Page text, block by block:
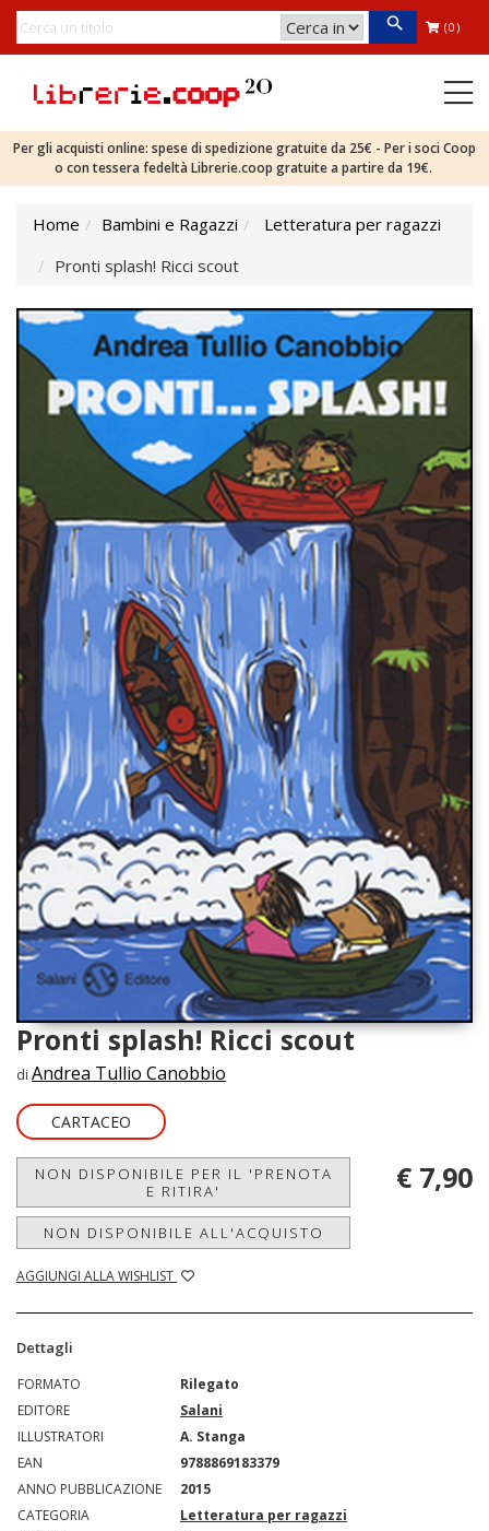
(0)
Per gli acquisti online: spese di spedizione gratuite da 25€ - Per i soci Coop
o con tessera fedeltà Librerie.coop gratuite a partire da 19€.
Home Bambini e Ragazzi
Letteratura per ragazzi
Pronti splash! Ricci scout
Pronti splash! Ricci scout
di Andrea Tullio Canobbio
CARTACEO
NON DISPONIBILE PER IL 'PRENOTA
E RITIRA'
NON DISPONIBILE ALL'ACQUISTO
AGGIUNGI ALLA WISHLIST
€ 7,90
Dettagli
FORMATO
Rilegato
EDITORE
Salani
ILLUSTRATORI
A. Stanga
EAN
9788869183379
ANNO PUBBLICAZIONE
2015
CATEGORIA
Letteratura per ragazzi